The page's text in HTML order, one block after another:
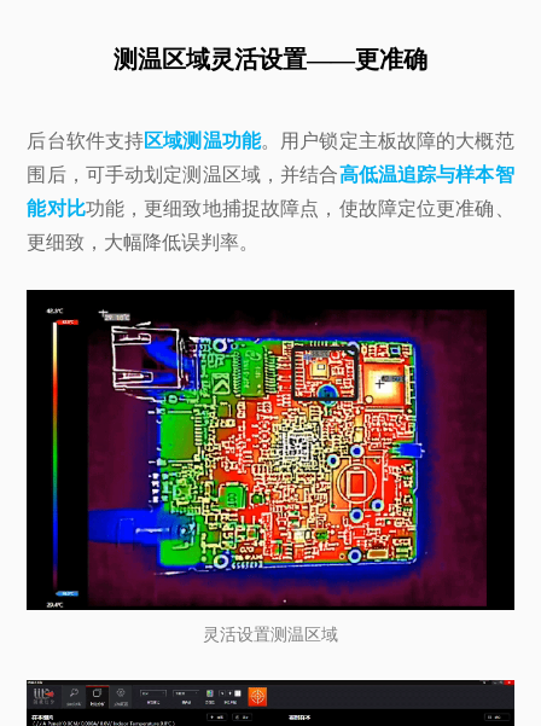
测温区域灵活设置——更准确
后台软件支持区域测温功能。用户锁定主板故障的大概范
围后，可手动划定测温区域，并结合高低温追踪与样本智
能对比功能，更细致地捕捉故障点，使故障定位更准确、
更细致，大幅降低误判率。
灵活设置测温区域